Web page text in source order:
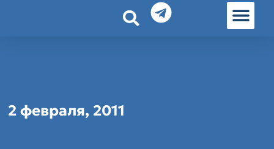
2 февраля, 2011